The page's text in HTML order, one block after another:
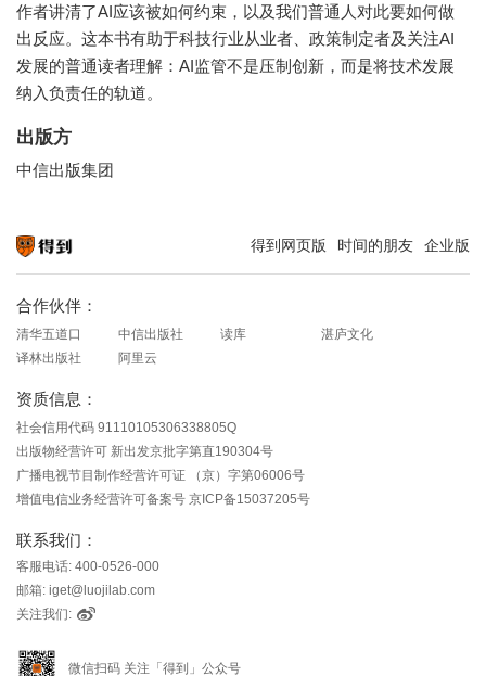
作者讲清了AI应该被如何约束，以及我们普通人对此要如何做
出反应。这本书有助于科技行业从业者、政策制定者及关注AI
发展的普通读者理解：AI监管不是压制创新，而是将技术发展
纳入负责任的轨道。
出版方
中信出版集团
得到网页版 时间的朋友 企业版
合作伙伴：
清华五道口 中信出版社 读库
湛庐文化
译林出版社
阿里云
资质信息：
社会信用代码 91110105306338805Q
出版物经营许可 新出发京批字第直190304号
广播电视节目制作经营许可证 （京）字第06006号
增值电信业务经营许可备案号 京ICP备15037205号
联系我们：
客服电话: 400-0526-000
邮箱: iget@luojilab.com
关注我们:
微信扫码 关注「得到」公众号